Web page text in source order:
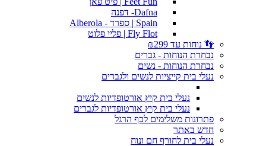
Dafna- דפנה
Spain | ספרד - Alberola
Fly Flot | פליי פלוט
👣 נוחות עד ₪299
נבחרת הנוחות - גברים
נבחרת הנוחות - נשים
נעלי בית קייציות לנשים ולגברים
נעלי בית קיץ אורטופדיות לנשים
נעלי בית קיץ אורטופדיות לגברים
פתרונות משלימים לכף הרגל
חדש באתר
נעלי בית לחורף חם ונוח